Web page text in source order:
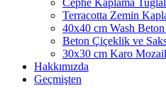
Cephe Kaplama
Terracotta Zemin
40x40 cm Wash
Beton Çiçeklik ve
30x30 cm Karo
Hakkımızda
Geçmişten